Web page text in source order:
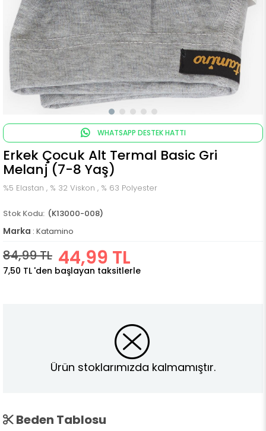
WHATSAPP DESTEK HATTI
Erkek Çocuk Alt Termal Basic Gri
Melanj (7-8 Yaş)
%5 Elastan , % 32 Viskon , % 63 Polyester
(K13000-008)
Marka : Katamino
84,99 TL 44,99 TL
7,50 TL 'den başlayan taksitlerle
Ürün stoklarımızda kalmamıştır.
Beden Tablosu